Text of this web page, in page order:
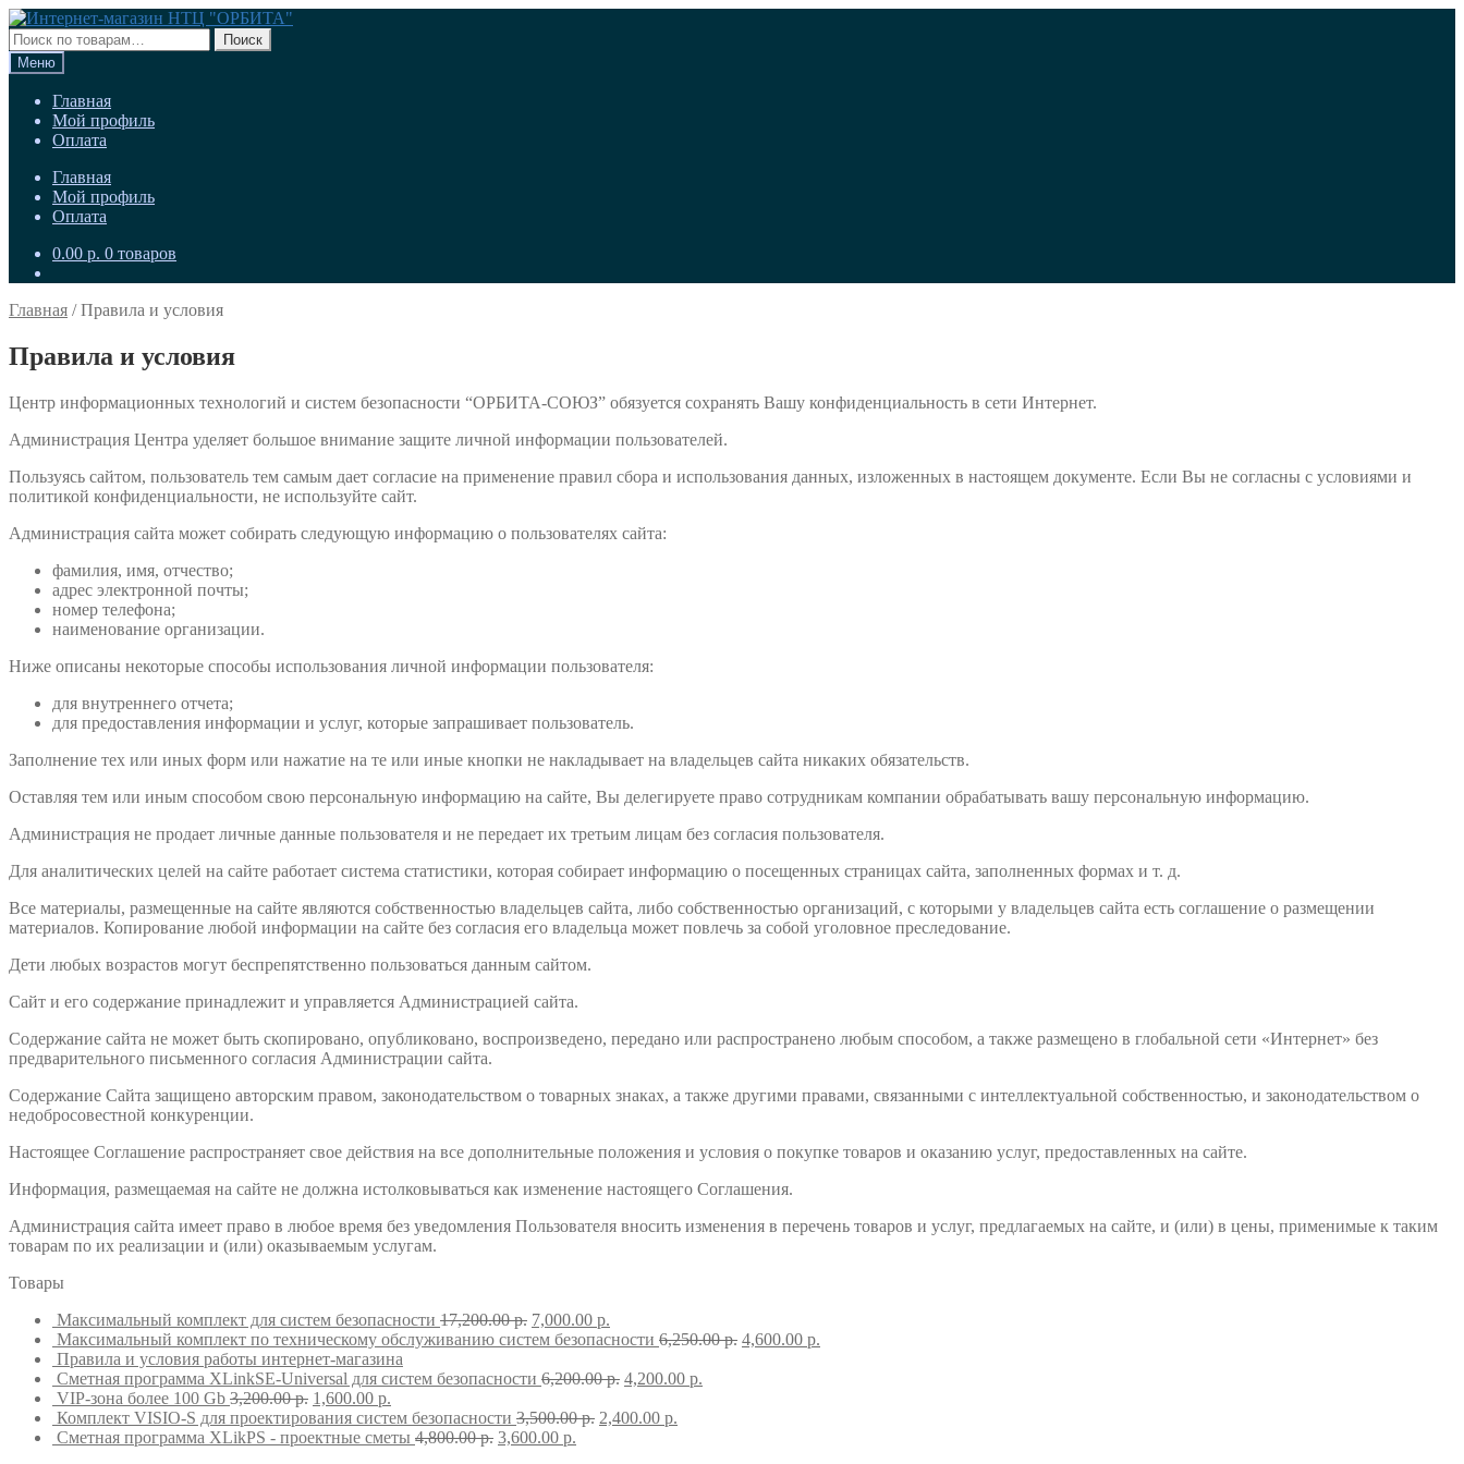
Перейти
к
навигации
Перейти
к
содержимому
Искать:
Поиск
Меню
Главная
Мой профиль
Оплата
Главная
Мой профиль
Оплата
0.00 р. 0 товаров
Главная /Правила и условия
Правила и условия
Центр информационных технологий и систем безопасности “ОРБИТА-СОЮЗ” обязуется сохранять Вашу конфиденциальность в сети Интернет.
Администрация Центра уделяет большое внимание защите личной информации пользователей.
Пользуясь сайтом, пользователь тем самым дает согласие на применение правил сбора и использования данных, изложенных в настоящем документе. Если Вы не согласны с условиями и
политикой конфиденциальности, не используйте сайт.
Администрация сайта может собирать следующую информацию о пользователях сайта:
фамилия, имя, отчество;
адрес электронной почты;
номер телефона;
наименование организации.
Ниже описаны некоторые способы использования личной информации пользователя:
для внутреннего отчета;
для предоставления информации и услуг, которые запрашивает пользователь.
Заполнение тех или иных форм или нажатие на те или иные кнопки не накладывает на владельцев сайта никаких обязательств.
Оставляя тем или иным способом свою персональную информацию на сайте, Вы делегируете право сотрудникам компании обрабатывать вашу персональную информацию.
Администрация не продает личные данные пользователя и не передает их третьим лицам без согласия пользователя.
Для аналитических целей на сайте работает система статистики, которая собирает информацию о посещенных страницах сайта, заполненных формах и т. д.
Все материалы, размещенные на сайте являются собственностью владельцев сайта, либо собственностью организаций, с которыми у владельцев сайта есть соглашение о размещении
материалов. Копирование любой информации на сайте без согласия его владельца может повлечь за собой уголовное преследование.
Дети любых возрастов могут беспрепятственно пользоваться данным сайтом.
Сайт и его содержание принадлежит и управляется Администрацией сайта.
Содержание сайта не может быть скопировано, опубликовано, воспроизведено, передано или распространено любым способом, а также размещено в глобальной сети «Интернет» без
предварительного письменного согласия Администрации сайта.
Содержание Сайта защищено авторским правом, законодательством о товарных знаках, а также другими правами, связанными с интеллектуальной собственностью, и законодательством о
недобросовестной конкуренции.
Настоящее Соглашение распространяет свое действия на все дополнительные положения и условия о покупке товаров и оказанию услуг, предоставленных на сайте.
Информация, размещаемая на сайте не должна истолковываться как изменение настоящего Соглашения.
Администрация сайта имеет право в любое время без уведомления Пользователя вносить изменения в перечень товаров и услуг, предлагаемых на сайте, и (или) в цены, применимые к таким
товарам по их реализации и (или) оказываемым услугам.
Товары
Максимальный комплект для систем безопасности 17,200.00р. 7,000.00 р.
Максимальный комплект по техническому обслуживанию систем безопасности 6,250.00р. 4,600.00 р.
Правила и условия работы интернет-магазина
Сметная программа XLinkSE-Universal для систем безопасности 6,200.00р. 4,200.00 р.
VIP-зона более 100 Gb 3,200.00р. 1,600.00 р.
Комплект VISIO-S для проектирования систем безопасности 3,500.00р. 2,400.00 р.
Сметная программа XLikPS - проектные сметы 4,800.00р. 3,600.00 р.